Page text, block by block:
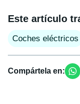
Este artículo
Coches eléctricos
Compártela en: